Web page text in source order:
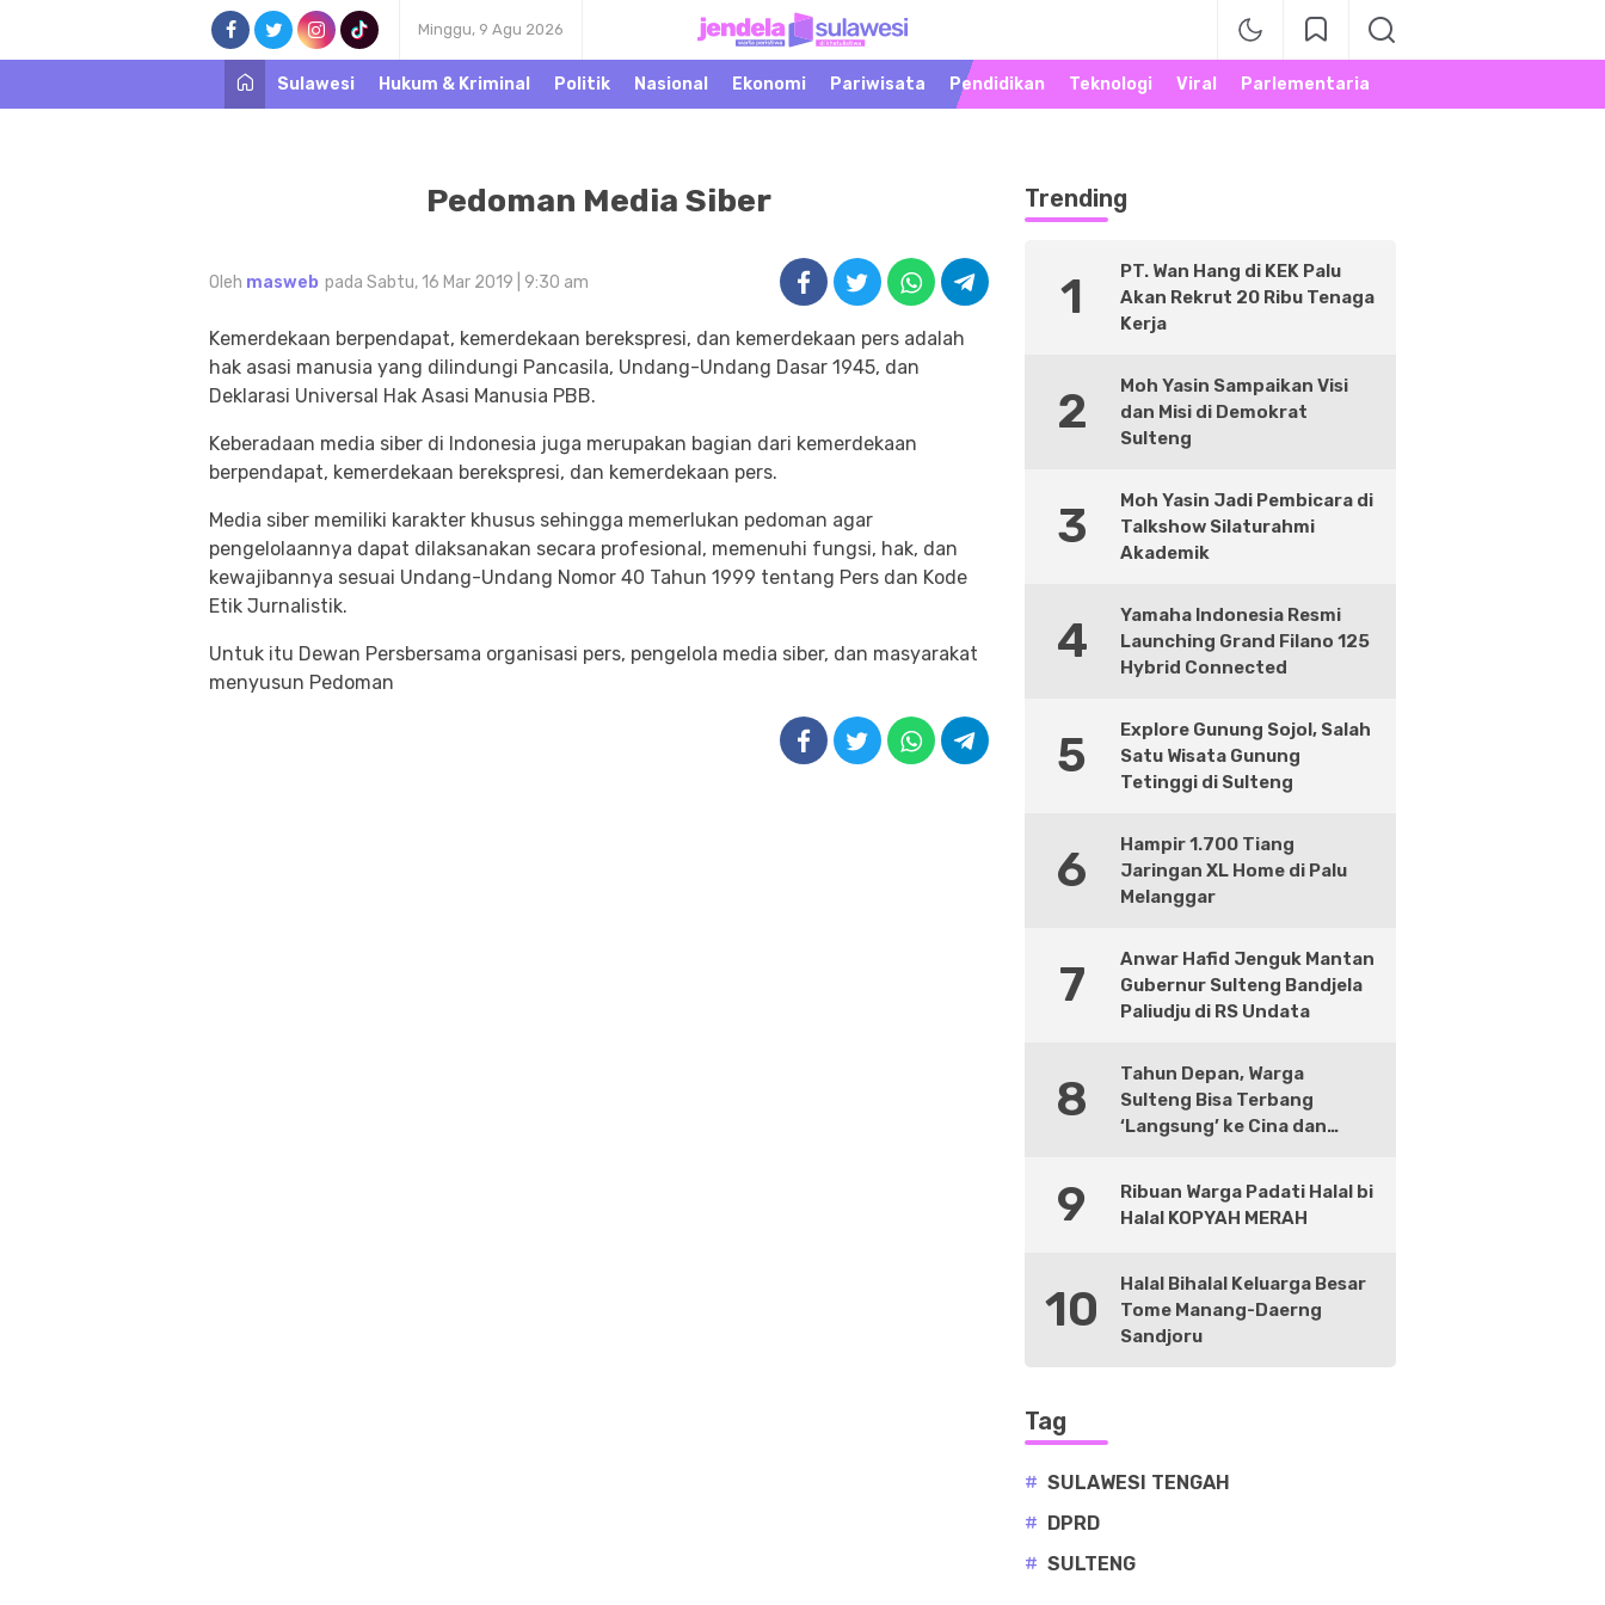
Minggu, 9 Agu 2026
Jendela Sulawesi
Warta Peristiwa di
Khatulistiwa
Sulawesi
Hukum & Kriminal Politik Nasional Ekonomi Pariwisata Pendidikan Teknologi Viral Parlementaria
Pedoman Media Siber
Oleh masweb pada Sabtu, 16 Mar 2019 | 9:30 am
Kemerdekaan berpendapat, kemerdekaan berekspresi, dan kemerdekaan pers adalah
hak asasi manusia yang dilindungi Pancasila, Undang-Undang Dasar 1945, dan
Deklarasi Universal Hak Asasi Manusia PBB.
Keberadaan media siber di Indonesia juga merupakan bagian dari kemerdekaan
berpendapat, kemerdekaan berekspresi, dan kemerdekaan pers.
Media siber memiliki karakter khusus sehingga memerlukan pedoman agar
pengelolaannya dapat dilaksanakan secara profesional, memenuhi fungsi, hak, dan
kewajibannya sesuai Undang-Undang Nomor 40 Tahun 1999 tentang Pers dan Kode
Etik Jurnalistik.
Untuk itu Dewan Persbersama organisasi pers, pengelola media siber, dan masyarakat
menyusun Pedoman
Trending
1
PT. Wan Hang di KEK Palu
Akan Rekrut 20 Ribu Tenaga
Kerja
2
Moh Yasin Sampaikan Visi
dan Misi di Demokrat
Sulteng
3
Moh Yasin Jadi Pembicara di
Talkshow Silaturahmi
Akademik
4
Yamaha Indonesia Resmi
Launching Grand Filano 125
Hybrid Connected
5
Explore Gunung Sojol, Salah
Satu Wisata Gunung
Tetinggi di Sulteng
6
Hampir 1.700 Tiang
Jaringan XL Home di Palu
Melanggar
7
Anwar Hafid Jenguk Mantan
Gubernur Sulteng Bandjela
Paliudju di RS Undata
8
Tahun Depan, Warga
Sulteng Bisa Terbang
‘Langsung’ ke Cina dan
9
Ribuan Warga Padati Halal bi
Halal KOPYAH MERAH
10
Halal Bihalal Keluarga Besar
Tome Manang-Daerng
Sandjoru
Tag
# SULAWESI TENGAH
# DPRD
# SULTENG